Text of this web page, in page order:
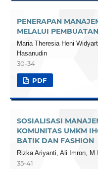
PENERAPAN
MELALUI
Maria Theresia Heni
Hasanudin
30-34
PDF
SOSIALISASI
KOMUNITAS UMKM
BATIK DAN FASHION
Rizka Ariyanti, Ali Imron, M
35-41